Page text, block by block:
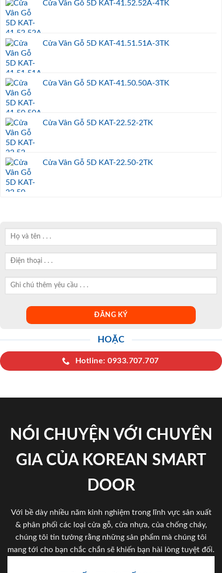
Cửa Vân Gỗ 5D KAT-41.52.52A-4TK
Cửa Vân Gỗ 5D KAT-41.51.51A-3TK
Cửa Vân Gỗ 5D KAT-41.50.50A-3TK
Cửa Vân Gỗ 5D KAT-22.52-2TK
Cửa Vân Gỗ 5D KAT-22.50-2TK
HOẶC
Hotline: 0933.707.707
NÓI CHUYỆN VỚI CHUYÊN
GIA CỦA KOREAN SMART
DOOR
Với bề dày nhiều năm kinh nghiệm trong lĩnh vực sản xuất
& phân phối các loại cửa gỗ, cửa nhựa, của chống cháy,
chúng tôi tin tưởng rằng những sản phẩm mà chúng tôi
mang tới cho bạn chắc chắn sẽ khiến bạn hài lòng tuyệt đối.